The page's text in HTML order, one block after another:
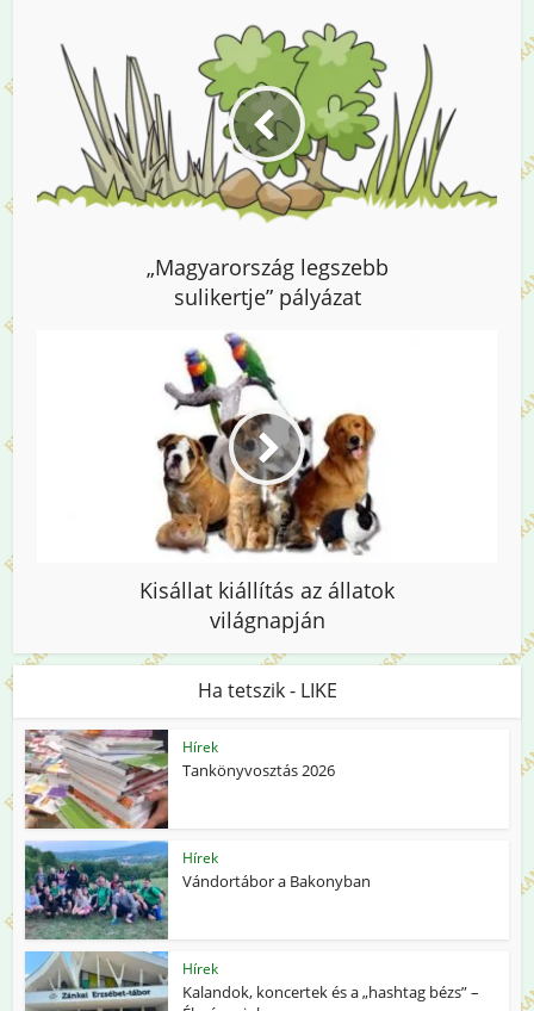
„Magyarország legszebb
sulikertje” pályázat
Kisállat kiállítás az állatok
világnapján
Ha tetszik - LIKE
Hírek
Tankönyvosztás 2026
Hírek
Vándortábor a Bakonyban
Hírek
Kalandok, koncertek és a „hashtag bézs” –